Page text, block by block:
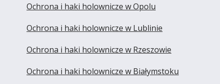
Ochrona i haki holownicze w Opolu
Ochrona i haki holownicze w Lublinie
Ochrona i haki holownicze w Rzeszowie
Ochrona i haki holownicze w Białymstoku